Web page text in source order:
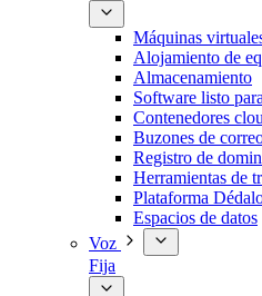
Máquinas
Alojamiento de
Almacenamiento
Software listo
Contenedores
Buzones de
Registro de
Herramientas de
Plataforma
Espacios de datos
Voz
Fija